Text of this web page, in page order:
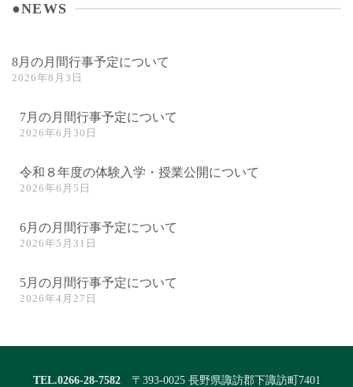
●NEWS
8月の月間行事予定について
2026年8月3日
7月の月間行事予定について
2026年6月30日
令和８年度の体験入学・授業公開について
2026年6月5日
6月の月間行事予定について
2026年5月31日
5月の月間行事予定について
2026年4月27日
TEL.0266-28-7582 〒393-0025 長野県諏訪郡下諏訪町7401